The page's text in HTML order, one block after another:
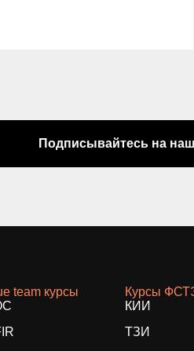
Подписывайтесь на
team курсы
Курсы
КИИ
ТЗИ